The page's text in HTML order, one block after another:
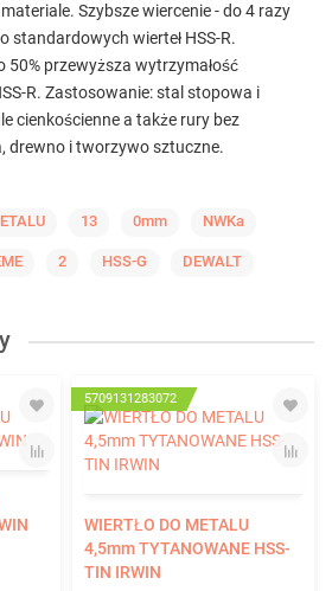
Szybsze wiercenie - do 4 razy
standardowych wierteł HSS-R.
50% przewyższa wytrzymałość
R. Zastosowanie: stal stopowa i
cienkościenne a także rury bez
drewno i tworzywo sztuczne.
13 0mm NWKa
2 HSS-G DEWALT
5709131283072
WIERTŁO DO METALU
4,5mm TYTANOWANE HSS-
TIN IRWIN